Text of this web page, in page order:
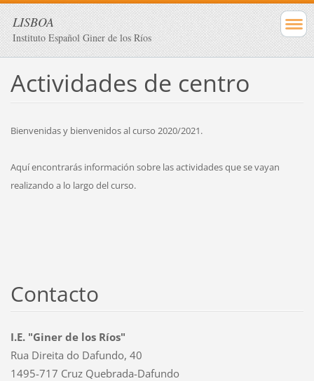
LISBOA
Instituto Español Giner de los Ríos
Actividades de centro
Bienvenidas y bienvenidos al curso 2020/2021.
Aquí encontrarás información sobre las actividades que se vayan
realizando a lo largo del curso.
Contacto
I.E. "Giner de los Ríos"
Rua Direita do Dafundo, 40
1495-717 Cruz Quebrada-Dafundo